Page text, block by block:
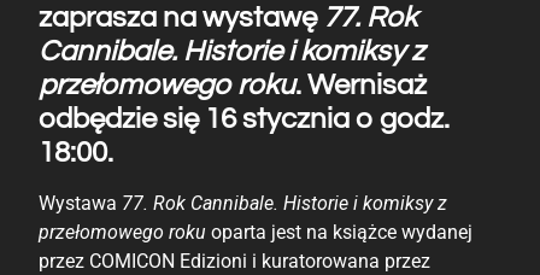
zaprasza na wystawę 77. Rok
Cannibale. Historie i komiksy z
przełomowego roku. Wernisaż
odbędzie się 16 stycznia o godz.
18:00.
Wystawa 77. Rok Cannibale. Historie i komiksy z
przełomowego roku oparta jest na książce wydanej
przez COMICON Edizioni i kuratorowana przez